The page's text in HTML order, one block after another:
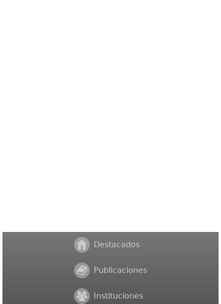
Destacados
Publicaciones
Instituciones